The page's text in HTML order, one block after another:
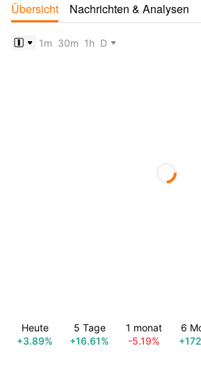
Übersicht Nachrichten & Analysen
1m 30m 1h D
Heute
+3.89%
5 Tage
+16.61%
1 monat
-5.19%
6